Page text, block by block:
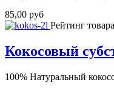
85,00 руб
Рейтинг
Кокосовый
100% Натуральный